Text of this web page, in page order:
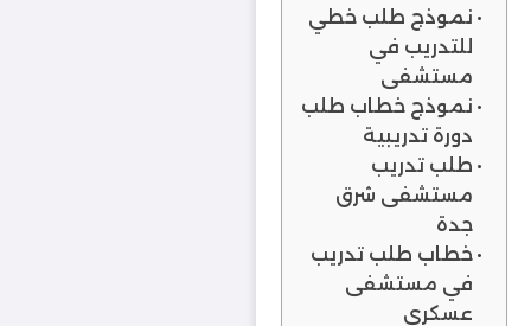
نموذج طلب خطي
للتدريب في
مستشفى
نموذج خطاب طلب
دورة تدريبية
طلب تدريب
مستشفى شرق
جدة
خطاب طلب تدريب
في مستشفى
عسكري